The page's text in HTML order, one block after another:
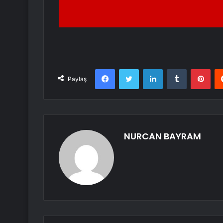
Paylaş
FacebookTwitter LinkedInTumblr
NURCAN BAYRAM